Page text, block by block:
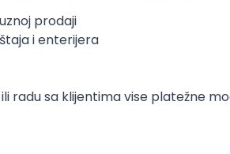
prodaji
i enterijera
radu sa klijentima vise platežne